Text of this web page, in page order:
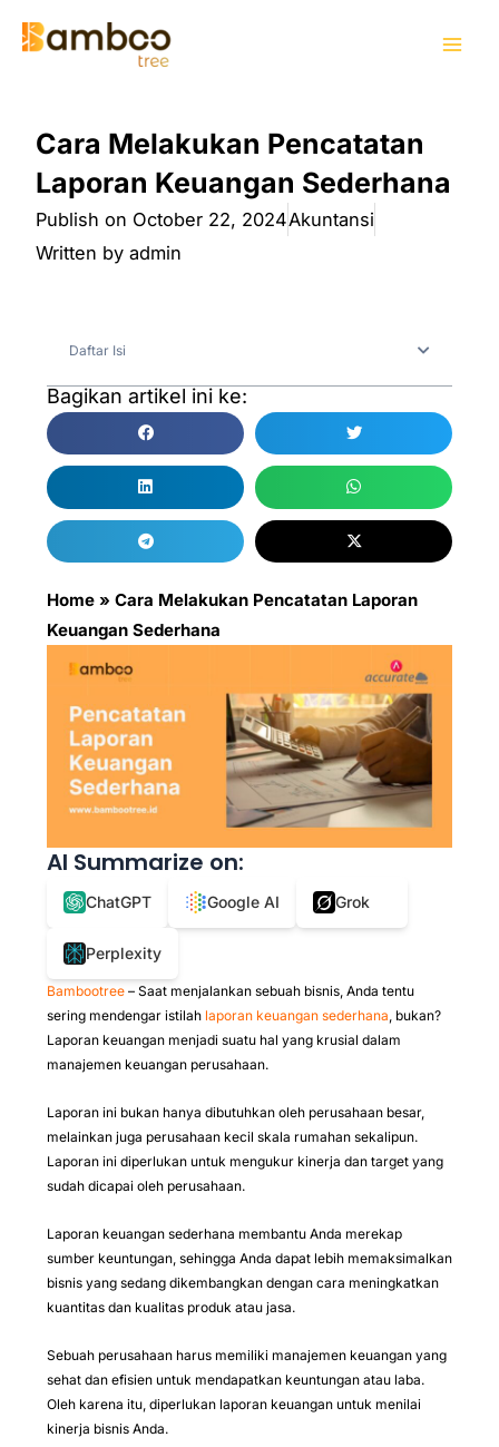
Cara Melakukan Pencatatan
Laporan Keuangan Sederhana
Publish on October 22, 2024Akuntansi
Written by admin
Daftar Isi
Bagikan artikel ini ke:
Home » Cara Melakukan Pencatatan Laporan
Keuangan Sederhana
AI Summarize on:
ChatGPT Google AI Grok
Perplexity
Bambootree – Saat menjalankan sebuah bisnis, Anda tentu
sering mendengar istilah laporan keuangan sederhana , bukan?
Laporan keuangan menjadi suatu hal yang krusial dalam
manajemen keuangan perusahaan.
Laporan ini bukan hanya dibutuhkan oleh perusahaan besar,
melainkan juga perusahaan kecil skala rumahan sekalipun.
Laporan ini diperlukan untuk mengukur kinerja dan target yang
sudah dicapai oleh perusahaan.
Laporan keuangan sederhana membantu Anda merekap
sumber keuntungan, sehingga Anda dapat lebih memaksimalkan
bisnis yang sedang dikembangkan dengan cara meningkatkan
kuantitas dan kualitas produk atau jasa.
Sebuah perusahaan harus memiliki manajemen keuangan yang
sehat dan efisien untuk mendapatkan keuntungan atau laba.
Oleh karena itu, diperlukan laporan keuangan untuk menilai
kinerja bisnis Anda.